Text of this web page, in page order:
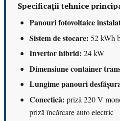
Specificații tehnice
Panouri fotovoltaice
Sistem de stocare: 52 kWh
Invertor hibrid: 24 kW
Dimensiune container
Lungime panouri
Conectică: priză 220 V
priză încărcare auto electric